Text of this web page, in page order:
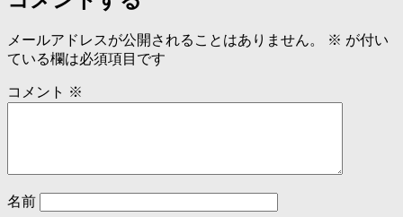
メールアドレスが公開されることはありません。 ※ が付い
ている欄は必須項目です
コメント ※
名前